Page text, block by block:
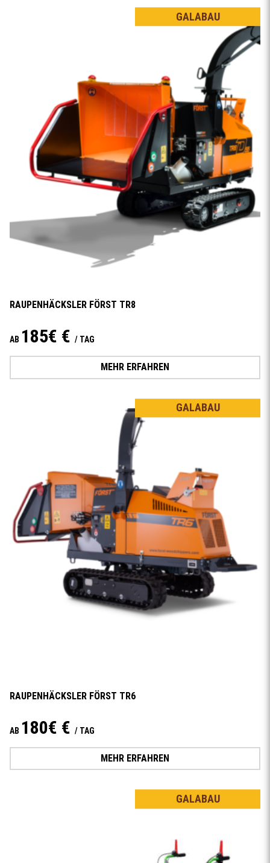
GALABAU
RAUPENHÄCKSLER FÖRST TR8
AB 185€ € / TAG
MEHR ERFAHREN
GALABAU
RAUPENHÄCKSLER FÖRST TR6
AB 180€ € / TAG
MEHR ERFAHREN
GALABAU